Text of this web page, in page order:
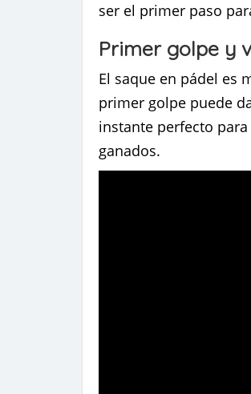
ser el primer paso
Primer golpe y
El saque en pádel es
primer golpe puede
instante perfecto
ganados.